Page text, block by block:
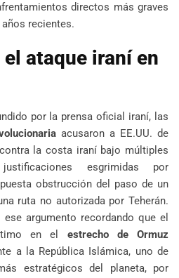
directos más graves
recientes.
ataque iraní en
por la prensa oficial iraní, las
acusaron a EE.UU. de
la costa iraní bajo múltiples
esgrimidas por
obstrucción del paso de un
ruta no autorizada por Teherán.
argumento recordando que el
en el estrecho de Ormuz
a la República Islámica, uno de
estratégicos del planeta, por